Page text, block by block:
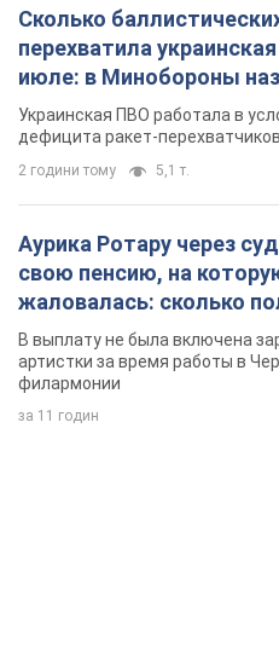
Сколько
перехватила
июле: в Минобороны
Украинская ПВО работала в
дефицита ракет-перехватчиков
2 години тому 5,1 т.
Аурика Ротару через
свою пенсию, на
жаловалась: сколько
певица
В выплату не была включена
артистки за время работы в
филармонии
за 11 годин